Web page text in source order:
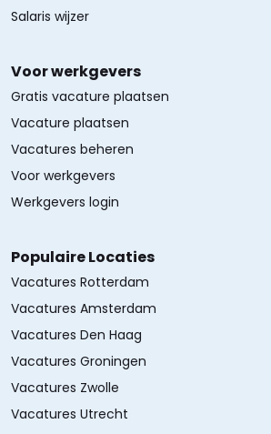
Salaris wijzer
Voor werkgevers
Gratis vacature plaatsen
Vacature plaatsen
Vacatures beheren
Voor werkgevers
Werkgevers login
Populaire Locaties
Vacatures Rotterdam
Vacatures Amsterdam
Vacatures Den Haag
Vacatures Groningen
Vacatures Zwolle
Vacatures Utrecht